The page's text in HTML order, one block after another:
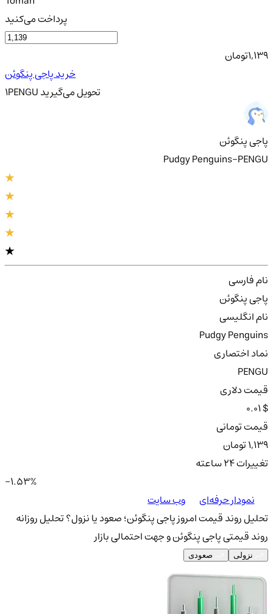
پرداخت می‌کنید
1,139تومان
خرید پاجی پنگوئن
1PENGU تحویلمی‌گیرید
پاجی پنگوئن
Pudgy Penguins-PENGU
نام فارسی
پاجی پنگوئن
نام انگلیسی
Pudgy Penguins
نماد اختصاری
PENGU
قیمت دلاری
0.01 $
قیمت تومانی
1,139 تومان
تغییرات ۲۴ ساعته
-1.53%
نمودار حرفه‌ای
وب سایت
تحلیل روند قیمت امروز پاجی پنگوئن؛ صعود یا نزول؟تحلیل روزانه
روند قیمتی پاجی پنگوئن و جهت احتمالی بازار
نزولی صعودی